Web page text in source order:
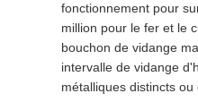
fonctionnement pour
million pour le fer et le
bouchon de vidange
intervalle de vidange
métalliques distincts